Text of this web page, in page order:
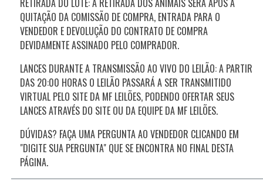
RETIRADA DO LOTE: A RETIRADA DOS ANIMAIS SERÁ APÓS A
QUITAÇÃO DA COMISSÃO DE COMPRA, ENTRADA PARA O
VENDEDOR E DEVOLUÇÃO DO CONTRATO DE COMPRA
DEVIDAMENTE ASSINADO PELO COMPRADOR.
LANCES DURANTE A TRANSMISSÃO AO VIVO DO LEILÃO: A PARTIR
DAS 20:00 HORAS O LEILÃO PASSARÁ A SER TRANSMITIDO
VIRTUAL PELO SITE DA MF LEILÕES, PODENDO OFERTAR SEUS
LANCES ATRAVÉS DO SITE OU DA EQUIPE DA MF LEILÕES.
DÚVIDAS? FAÇA UMA PERGUNTA AO VENDEDOR CLICANDO EM
"DIGITE SUA PERGUNTA" QUE SE ENCONTRA NO FINAL DESTA
PÁGINA.